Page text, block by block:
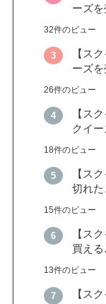
ーズ
32件のビュー
【ス
ーズ
26件のビュー
【ス
クイ
18件のビュー
【ス
切れた
15件のビュー
【ス
買える
13件のビュー
【ス